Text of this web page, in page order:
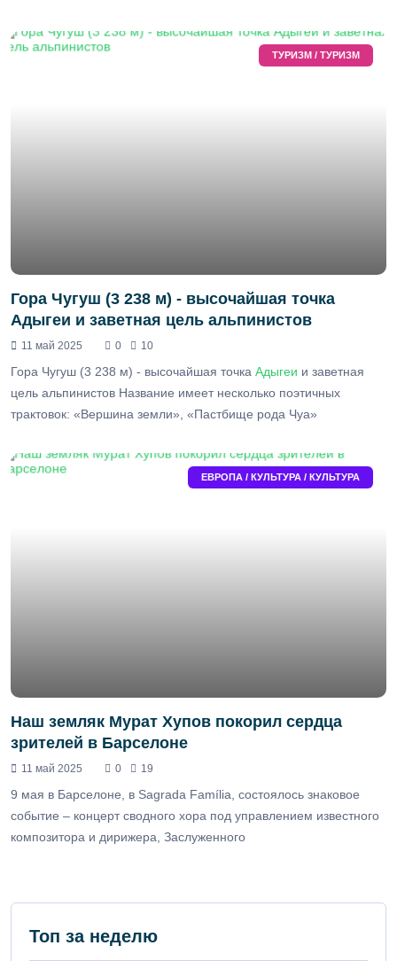
ТУРИЗМ / ТУРИЗМ
Гора Чугуш (3 238 м) - высочайшая точка
Адыгеи и заветная цель альпинистов
11 май 2025 0 10
Гора Чугуш (3 238 м) - высочайшая точка Адыгеи и заветная
цель альпинистов Название имеет несколько поэтичных
трактовок: «Вершина земли», «Пастбище рода Чуа»
ЕВРОПА / КУЛЬТУРА / КУЛЬТУРА
Наш земляк Мурат Хупов покорил сердца
зрителей в Барселоне
11 май 2025 0 19
9 мая в Барселоне, в Sagrada Família, состоялось знаковое
событие – концерт сводного хора под управлением известного
композитора и дирижера, Заслуженного
Топ за неделю